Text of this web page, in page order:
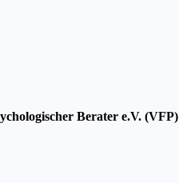
Berater e.V. (VFP)